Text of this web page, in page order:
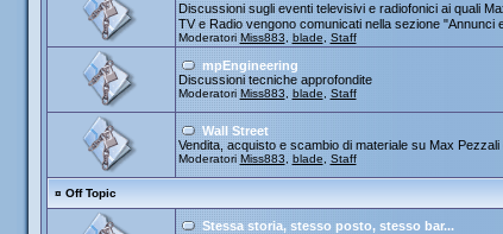
Discussioni sugli eventi televisivi e radiofonici ai quali
TV e Radio vengono comunicati nella sezione "Annunci
Moderatori Miss883 blade Staff
mpEngineering
Discussioni tecniche approfondite
Moderatori Miss883 blade Staff
Wall Street
Vendita, acquisto e scambio di materiale su Max Pezzali
Moderatori Miss883 blade Staff
¤ Off Topic
Stessa storia, stesso posto, stesso bar...